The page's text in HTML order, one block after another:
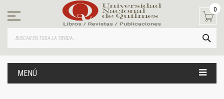
contenido
0
MENÚ